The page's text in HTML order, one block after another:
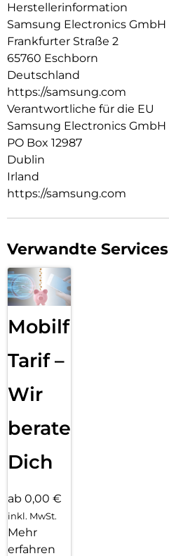
Herstellerinformation
Samsung Electronics GmbH
Frankfurter Straße 2
65760 Eschborn
Deutschland
https://samsung.com
Verantwortliche für die EU
Samsung Electronics GmbH
PO Box 12987
Dublin
Irland
https://samsung.com
Verwandte Services
Mobilfunk
Tarif –
Wir
beraten
Dich
ab 0,00 €
inkl. MwSt.
Mehr
erfahren